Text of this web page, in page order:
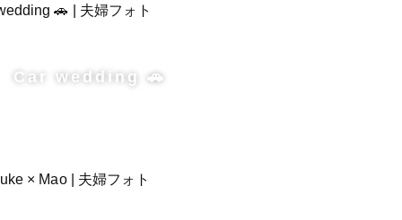
Car wedding 🚗